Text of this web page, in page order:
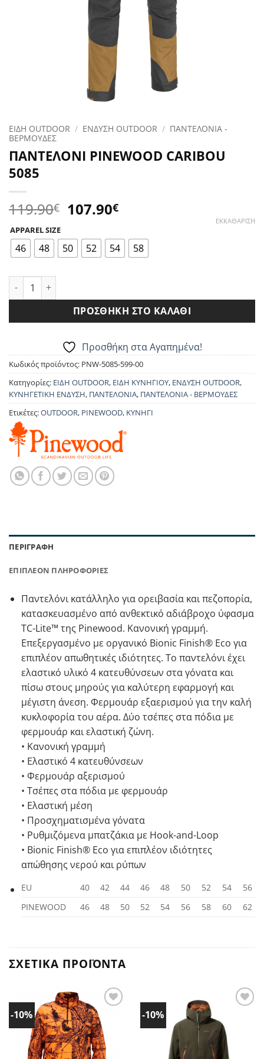
ΕΙΔΗ OUTDOOR / ΕΝΔΥΣΗ OUTDOOR / ΠΑΝΤΕΛΟΝΙΑ -
ΒΕΡΜΟΥΔΕΣ
ΠΑΝΤΕΛΟΝΙ PINEWOOD CARIBOU
5085
119.90€ Original
was:
119.90€.
107.90€Η
τιμή
είναι:
APPAREL SIZE
46 48 50 52 54 58
ΕΚΚΑΘΆΡΙΣΗ
ΠΑΝΤΕΛΟΝΙ PINEWOOD CARIBOU 5085 ποσότητα
ΠΡΟΣΘΉΚΗ ΣΤΟ ΚΑΛΆΘΙ
Προσθήκη στα Αγαπημένα!
Κωδικός προϊόντος: PNW-5085-599-00
Κατηγορίες: ΕΙΔΗ OUTDOOR, ΕΙΔΗ ΚΥΝΗΓΙΟΥ, ΕΝΔΥΣΗ OUTDOOR,
ΚΥΝΗΓΕΤΙΚΗ ΕΝΔΥΣΗ, ΠΑΝΤΕΛΟΝΙΑ, ΠΑΝΤΕΛΟΝΙΑ - ΒΕΡΜΟΥΔΕΣ
Ετικέτες:OUTDOOR, PINEWOOD, ΚΥΝΗΓΙ
ΠΕΡΙΓΡΑΦΉ
ΕΠΙΠΛΈΟΝ ΠΛΗΡΟΦΟΡΊΕΣ
Παντελόνι κατάλληλο για ορειβασία και πεζοπορία,
κατασκευασμένο από ανθεκτικό αδιάβροχο ύφασμα
TC-Lite™ της Pinewood. Κανονική γραμμή.
Επεξεργασμένο με οργανικό Bionic Finish® Eco για
επιπλέον απωθητικές ιδιότητες. Το παντελόνι έχει
ελαστικό υλικό 4 κατευθύνσεων στα γόνατα και
πίσω στους μηρούς για καλύτερη εφαρμογή και
μέγιστη άνεση. Φερμουάρ εξαερισμού για την καλή
κυκλοφορία του αέρα. Δύο τσέπες στα πόδια με
φερμουάρ και ελαστική ζώνη.
• Κανονική γραμμή
• Ελαστικό 4 κατευθύνσεων
• Φερμουάρ αξερισμού
• Τσέπες στα πόδια με φερμουάρ
• Ελαστική μέση
• Προσχηματισμένα γόνατα
• Ρυθμιζόμενα μπατζάκια με Hook-and-Loop
• Bionic Finish® Eco για επιπλέον ιδιότητες
απώθησης νερού και ρύπων
ΕU 40 42 44 46 48 50 52 54
56
PINEWOOD
46 48 50 52 54 56 58 60 62
ΣΧΕΤΙΚΆ ΠΡΟΪΌΝΤΑ
-10%
Προσθήκη
στα
Αγαπημένα!
-10%
Αγαπημένα!